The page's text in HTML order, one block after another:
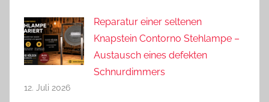
Reparatur einer seltenen
Knapstein Contorno Stehlampe –
Austausch eines defekten
Schnurdimmers
12. Juli 2026